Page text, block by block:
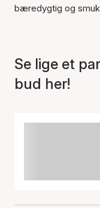
bæredygtig og
Se lige et
bud her!